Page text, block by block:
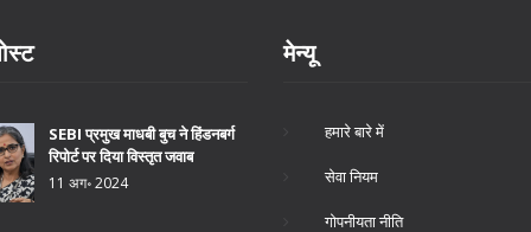
SEBI प्रमुख माधबी बुच ने हिंडनबर्ग
रिपोर्ट पर दिया विस्तृत जवाब
11 अग॰ 2024
मेन्यू
हमारे बारे में
सेवा नियम
गोपनीयता नीति